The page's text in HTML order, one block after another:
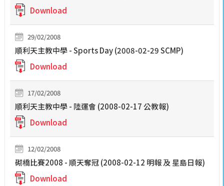
Download
29/02/2008
順利天主教中學 - Sports Day (2008-02-29 SCMP)
Download
17/02/2008
順利天主教中學 - 陸運會 (2008-02-17 公教報)
Download
12/02/2008
砌橋比賽2008 - 順天奪冠 (2008-02-12 明報 及 星島日報)
Download